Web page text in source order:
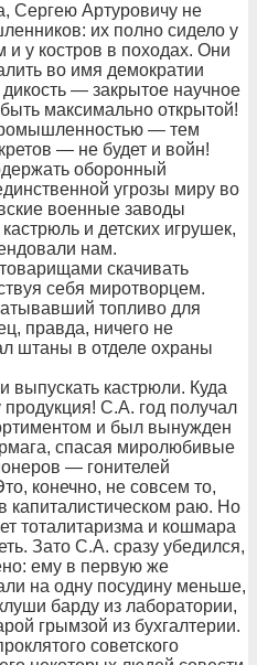
Сергею Артуровичу не
их полно сидело у
у костров в походах. Они
во имя демократии
— закрытое научное
максимально открытой!
— тем
— не будет и войн!
оборонный
угрозы миру во
военные заводы
и детских игрушек,
нам.
скачивать
себя миротворцем.
топливо для
правда, ничего не
штаны в отделе охраны
кастрюли. Куда
С.А. год получал
и был вынужден
спасая миролюбивые
— гонителей
конечно, не совсем то,
капиталистическом раю. Но
тоталитаризма и кошмара
Зато С.А. сразу убедился,
ему в первую же
на одну посудину меньше,
барду из лаборатории,
грымзой из бухгалтерии.
советского